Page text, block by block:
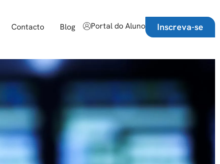
Contacto Blog Portal do Aluno Inscreva-se